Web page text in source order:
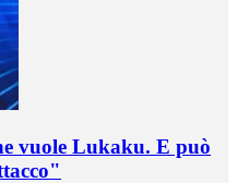
vuole Lukaku. E può